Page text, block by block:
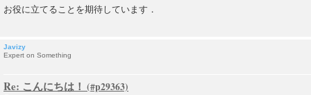
お役に立てることを期待しています．
Javizy
Expert on Something
Re: こんにちは！